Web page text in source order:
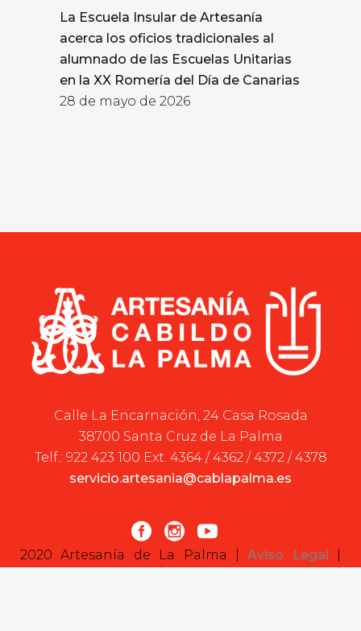
La Escuela Insular de Artesanía
acerca los oficios tradicionales al
alumnado de las Escuelas Unitarias
en la XX Romería del Día de Canarias
28 de mayo de 2026
Calle La Encarnación, 24 Casa Rosada
38700 Santa Cruz de La Palma
Telf.: 922 423 100 Ext. 4364 / 4362 / 4372 / 4378
servicio.artesania@cablapalma.es
2020 Artesanía de La Palma |Aviso Legal
Política de cookies|Declaración de cookies|